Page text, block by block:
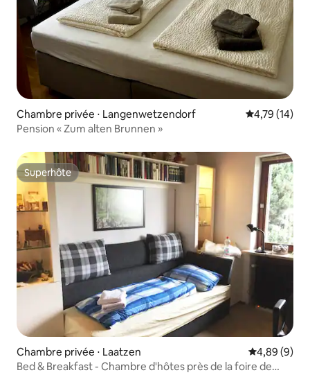
Chambre privée ⋅ Langenwetzendorf Évaluation
4,79 (14)
Pension « Zum alten Brunnen »
Superhôte
Superhôte
Chambre privée ⋅ Laatzen Évaluation
4,89 (9)
Bed & Breakfast - Chambre d'hôtes près de la foire de